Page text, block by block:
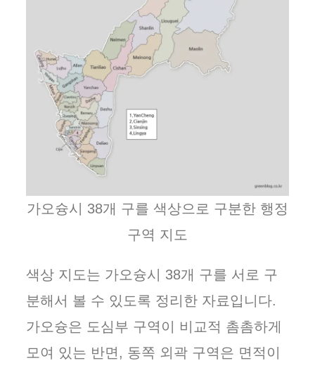
가오슝시 38개 구를 색상으로 구분한 행정
구역 지도
색상 지도는 가오슝시 38개 구를 서로 구
분해서 볼 수 있도록 정리한 자료입니다.
가오슝은 도심부 구역이 비교적 촘촘하게
모여 있는 반면, 동쪽 외곽 구역은 면적이